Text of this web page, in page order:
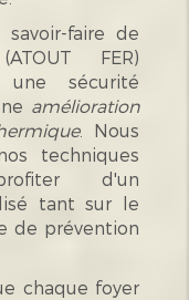
faire de
FER)
une sécurité
amélioration
. Nous
techniques
d'un
tant sur le
de prévention
chaque foyer